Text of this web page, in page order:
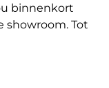
binnenkort
showroom. Tot